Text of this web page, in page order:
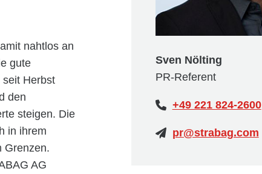
nahtlos an
gute
seit Herbst
den
steigen. Die
in ihrem
Grenzen.
AG
Sven Nölting
PR-Referent
+49 221 824-2600
pr@strabag.com